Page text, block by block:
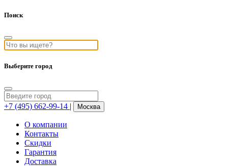
Поиск
Выберите город
+7 (495) 662-99-14 | Москва
О компании
Контакты
Скидки
Гарантия
Доставка